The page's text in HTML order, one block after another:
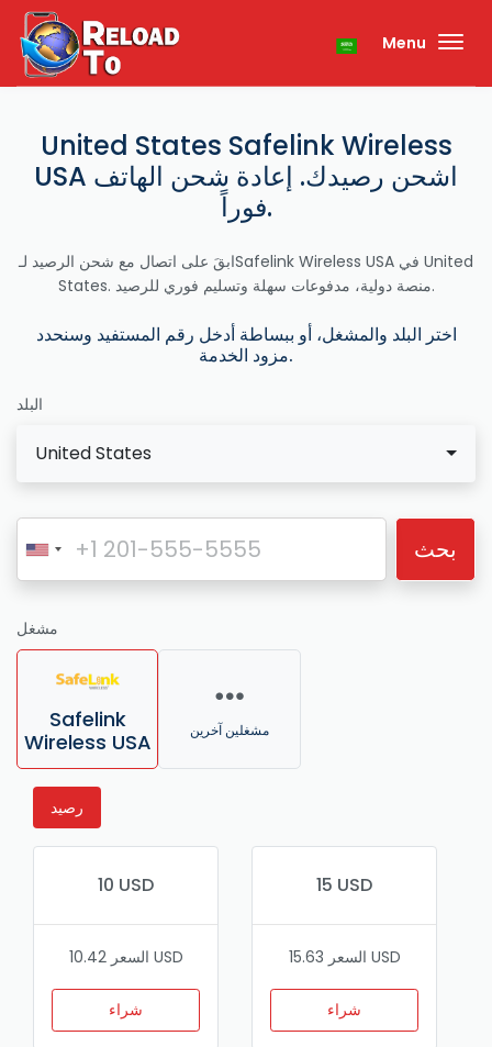
Menu
United States Safelink Wireless
USA اشحن رصيدك. إعادة شحن الهاتف
فوراً.
ابقَ على اتصال مع شحن الرصيد لـSafelink Wireless USA في United
States. منصة دولية، مدفوعات سهلة وتسليم فوري للرصيد.
اختر البلد والمشغل، أو ببساطة أدخل رقم المستفيد وسنحدد
مزود الخدمة.
البلد
United States
بحث
مشغل
Safelink
Wireless USA
مشغلين آخرين
رصيد
10 USD
السعر 10.42 USD
شراء
15 USD
السعر 15.63 USD
شراء